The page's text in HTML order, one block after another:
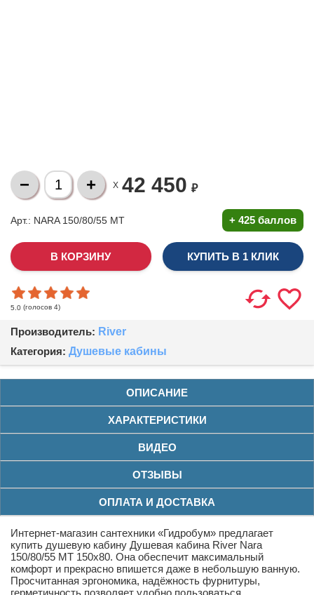
X 42 450 ₽
Арт.: NARA 150/80/55 МТ + 425 баллов
КУПИТЬ В 1 КЛИК
5.0 (голосов 4)
Производитель: River
Категория: Душевые кабины
ОПИСАНИЕ
ХАРАКТЕРИСТИКИ
ВИДЕО
ОТЗЫВЫ
ОПЛАТА И ДОСТАВКА
Интернет-магазин сантехники «Гидробум» предлагает
купить душевую кабину Душевая кабина River Nara
150/80/55 МТ 150x80. Она обеспечит максимальный
комфорт и прекрасно впишется даже в небольшую ванную.
Просчитанная эргономика, надёжность фурнитуры,
герметичность позволяет удобно пользоваться